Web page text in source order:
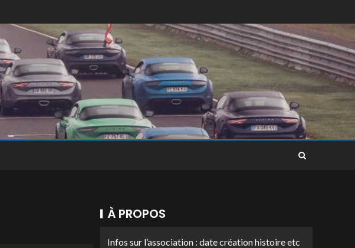
À PROPOS
Infos sur l’association : date création histoire etc